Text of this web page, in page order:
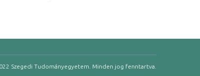
Szegedi Tudományegyetem. Minden jog fenntartva.